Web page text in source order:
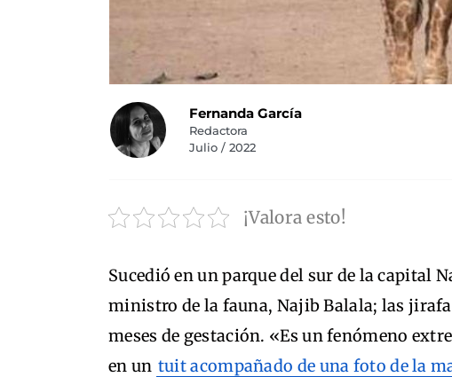
Fernanda García
Redactora
Julio / 2022
¡Valora esto!
Sucedió en un parque del sur de la capital
ministro de la fauna, Najib Balala; las
meses de gestación. «Es un fenómeno
en un tuit acompañado de una foto de la